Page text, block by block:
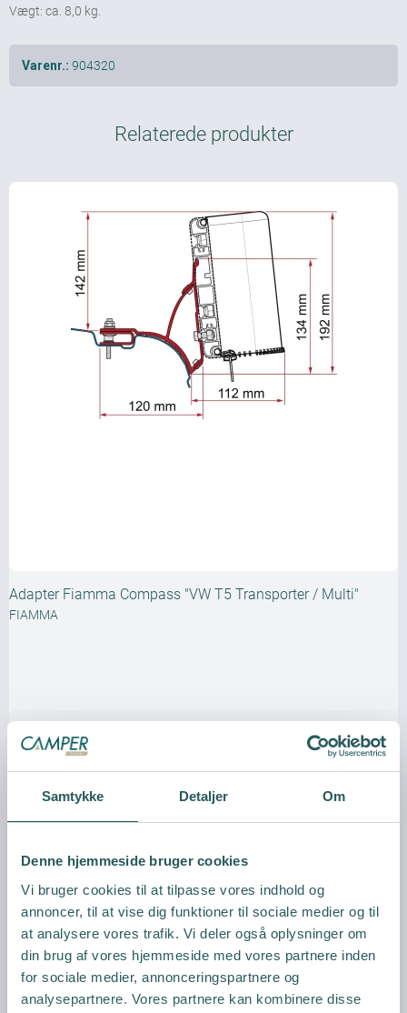
Samtykke Detaljer Om
Denne hjemmeside bruger cookies
Vi bruger cookies til at tilpasse vores indhold og
annoncer, til at vise dig funktioner til sociale medier og til
at analysere vores trafik. Vi deler også oplysninger om
din brug af vores hjemmeside med vores partnere inden
for sociale medier, annonceringspartnere og
analysepartnere. Vores partnere kan kombinere disse
Vægt: ca. 8,0 kg.
Varenr.: 904320
Relaterede produkter
Adapter Fiamma Compass "VW T5 Transporter / Multi"
FIAMMA